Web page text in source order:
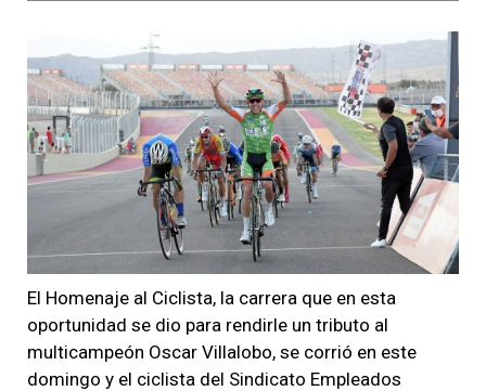
El Homenaje al Ciclista, la carrera que en esta
oportunidad se dio para rendirle un tributo al
multicampeón Oscar Villalobo, se corrió en este
domingo y el ciclista del Sindicato Empleados